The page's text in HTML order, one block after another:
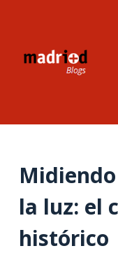
a
nla luz: el
histórico